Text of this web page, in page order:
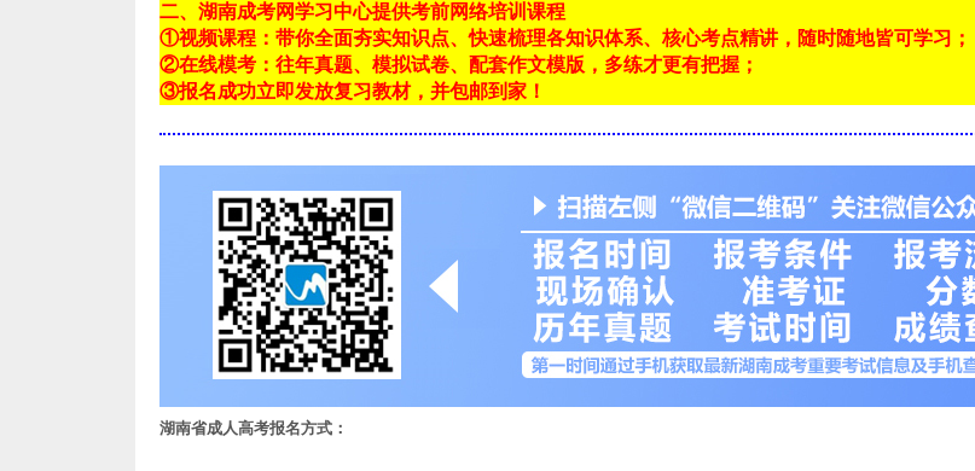
二、湖南成考网学习中心提供考前网络培训课程
①视频课程：带你全面夯实知识点、快速梳理各知识体系、核心考点精讲，随时随地皆可学习；
②在线模考：往年真题、模拟试卷、配套作文模版，多练才更有把握；
③报名成功立即发放复习教材，并包邮到家！
湖南省成人高考报名方式：